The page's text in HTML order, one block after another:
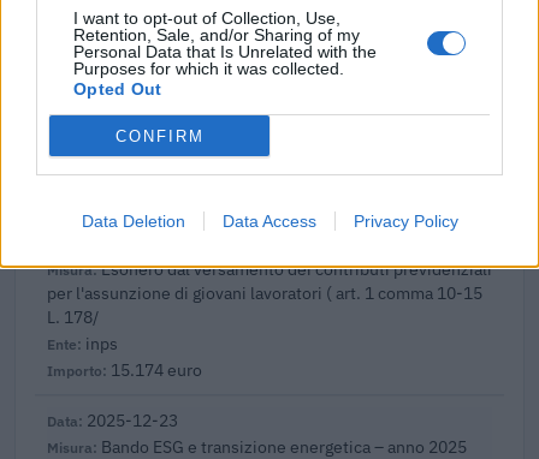
I want to opt-out of Collection, Use,
Retention, Sale, and/or Sharing of my
Personal Data that Is Unrelated with the
Purposes for which it was collected.
Opted Out
CONFIRM
Data Deletion Data Access Privacy Policy
5.355 euro
2026-01-29
Esonero dal versamento dei contributi previdenziali
per l'assunzione di giovani lavoratori ( art. 1 comma 10-15
inps
Esonero dal versamento dei contributi previdenziali
per l'assunzione di giovani lavoratori ( art. 1 comma 10-15
L. 178/
inps
15.174 euro
2025-12-23
Bando ESG e transizione energetica – anno 2025